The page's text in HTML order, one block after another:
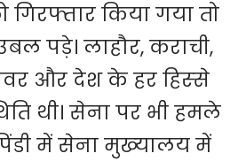
किया गया तो
पड़े। लाहौर, कराची,
और देश के हर हिस्‍से
थी। सेना पर भी हमले
में सेना मुख्‍यालय में